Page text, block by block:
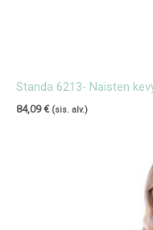
Standa 6213- Naisten
84,09€ (sis. alv.)